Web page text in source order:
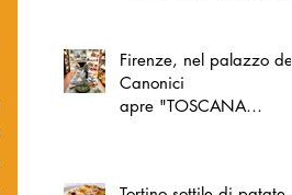
Firenze, nel palazzo dei
Canonici
apre "TOSCANA